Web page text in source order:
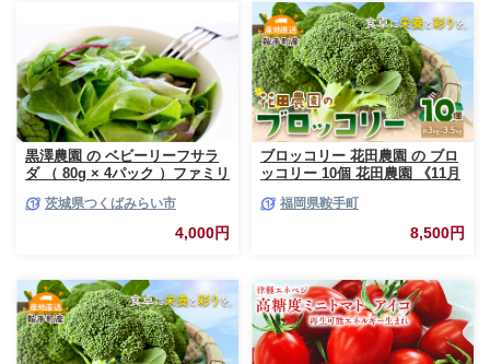
黒澤農園 の ベビーリーフサラ
ダ （ 80g × 4パック ）ファミリ
生野菜 食べやすい 若葉 ファミ
リー 旬 新鮮 国産 彩り 大容量
茨城県つくばみらい市
4,000円
ブロッコリー 花田農園 の ブロ
ッコリー 10個 花田農園 《11月
町 ぶろっこりー 野菜 ブロッコ
リー 産地直送 送料無料
福岡県鞍手町
8,500円